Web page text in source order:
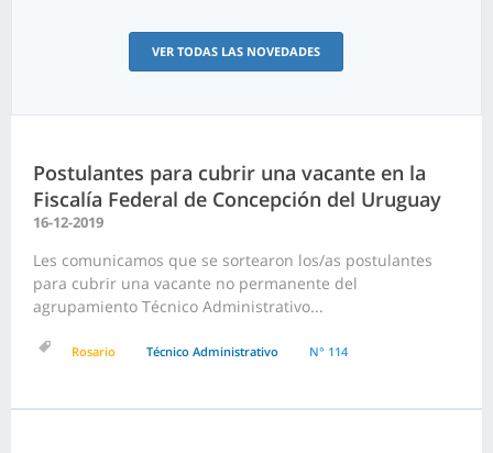
VER TODAS LAS NOVEDADES
Postulantes para cubrir una vacante en la
Fiscalía Federal de Concepción del Uruguay
16-12-2019
Les comunicamos que se sortearon los/as postulantes
para cubrir una vacante no permanente del
agrupamiento Técnico Administrativo...
Rosario Técnico Administrativo N° 114